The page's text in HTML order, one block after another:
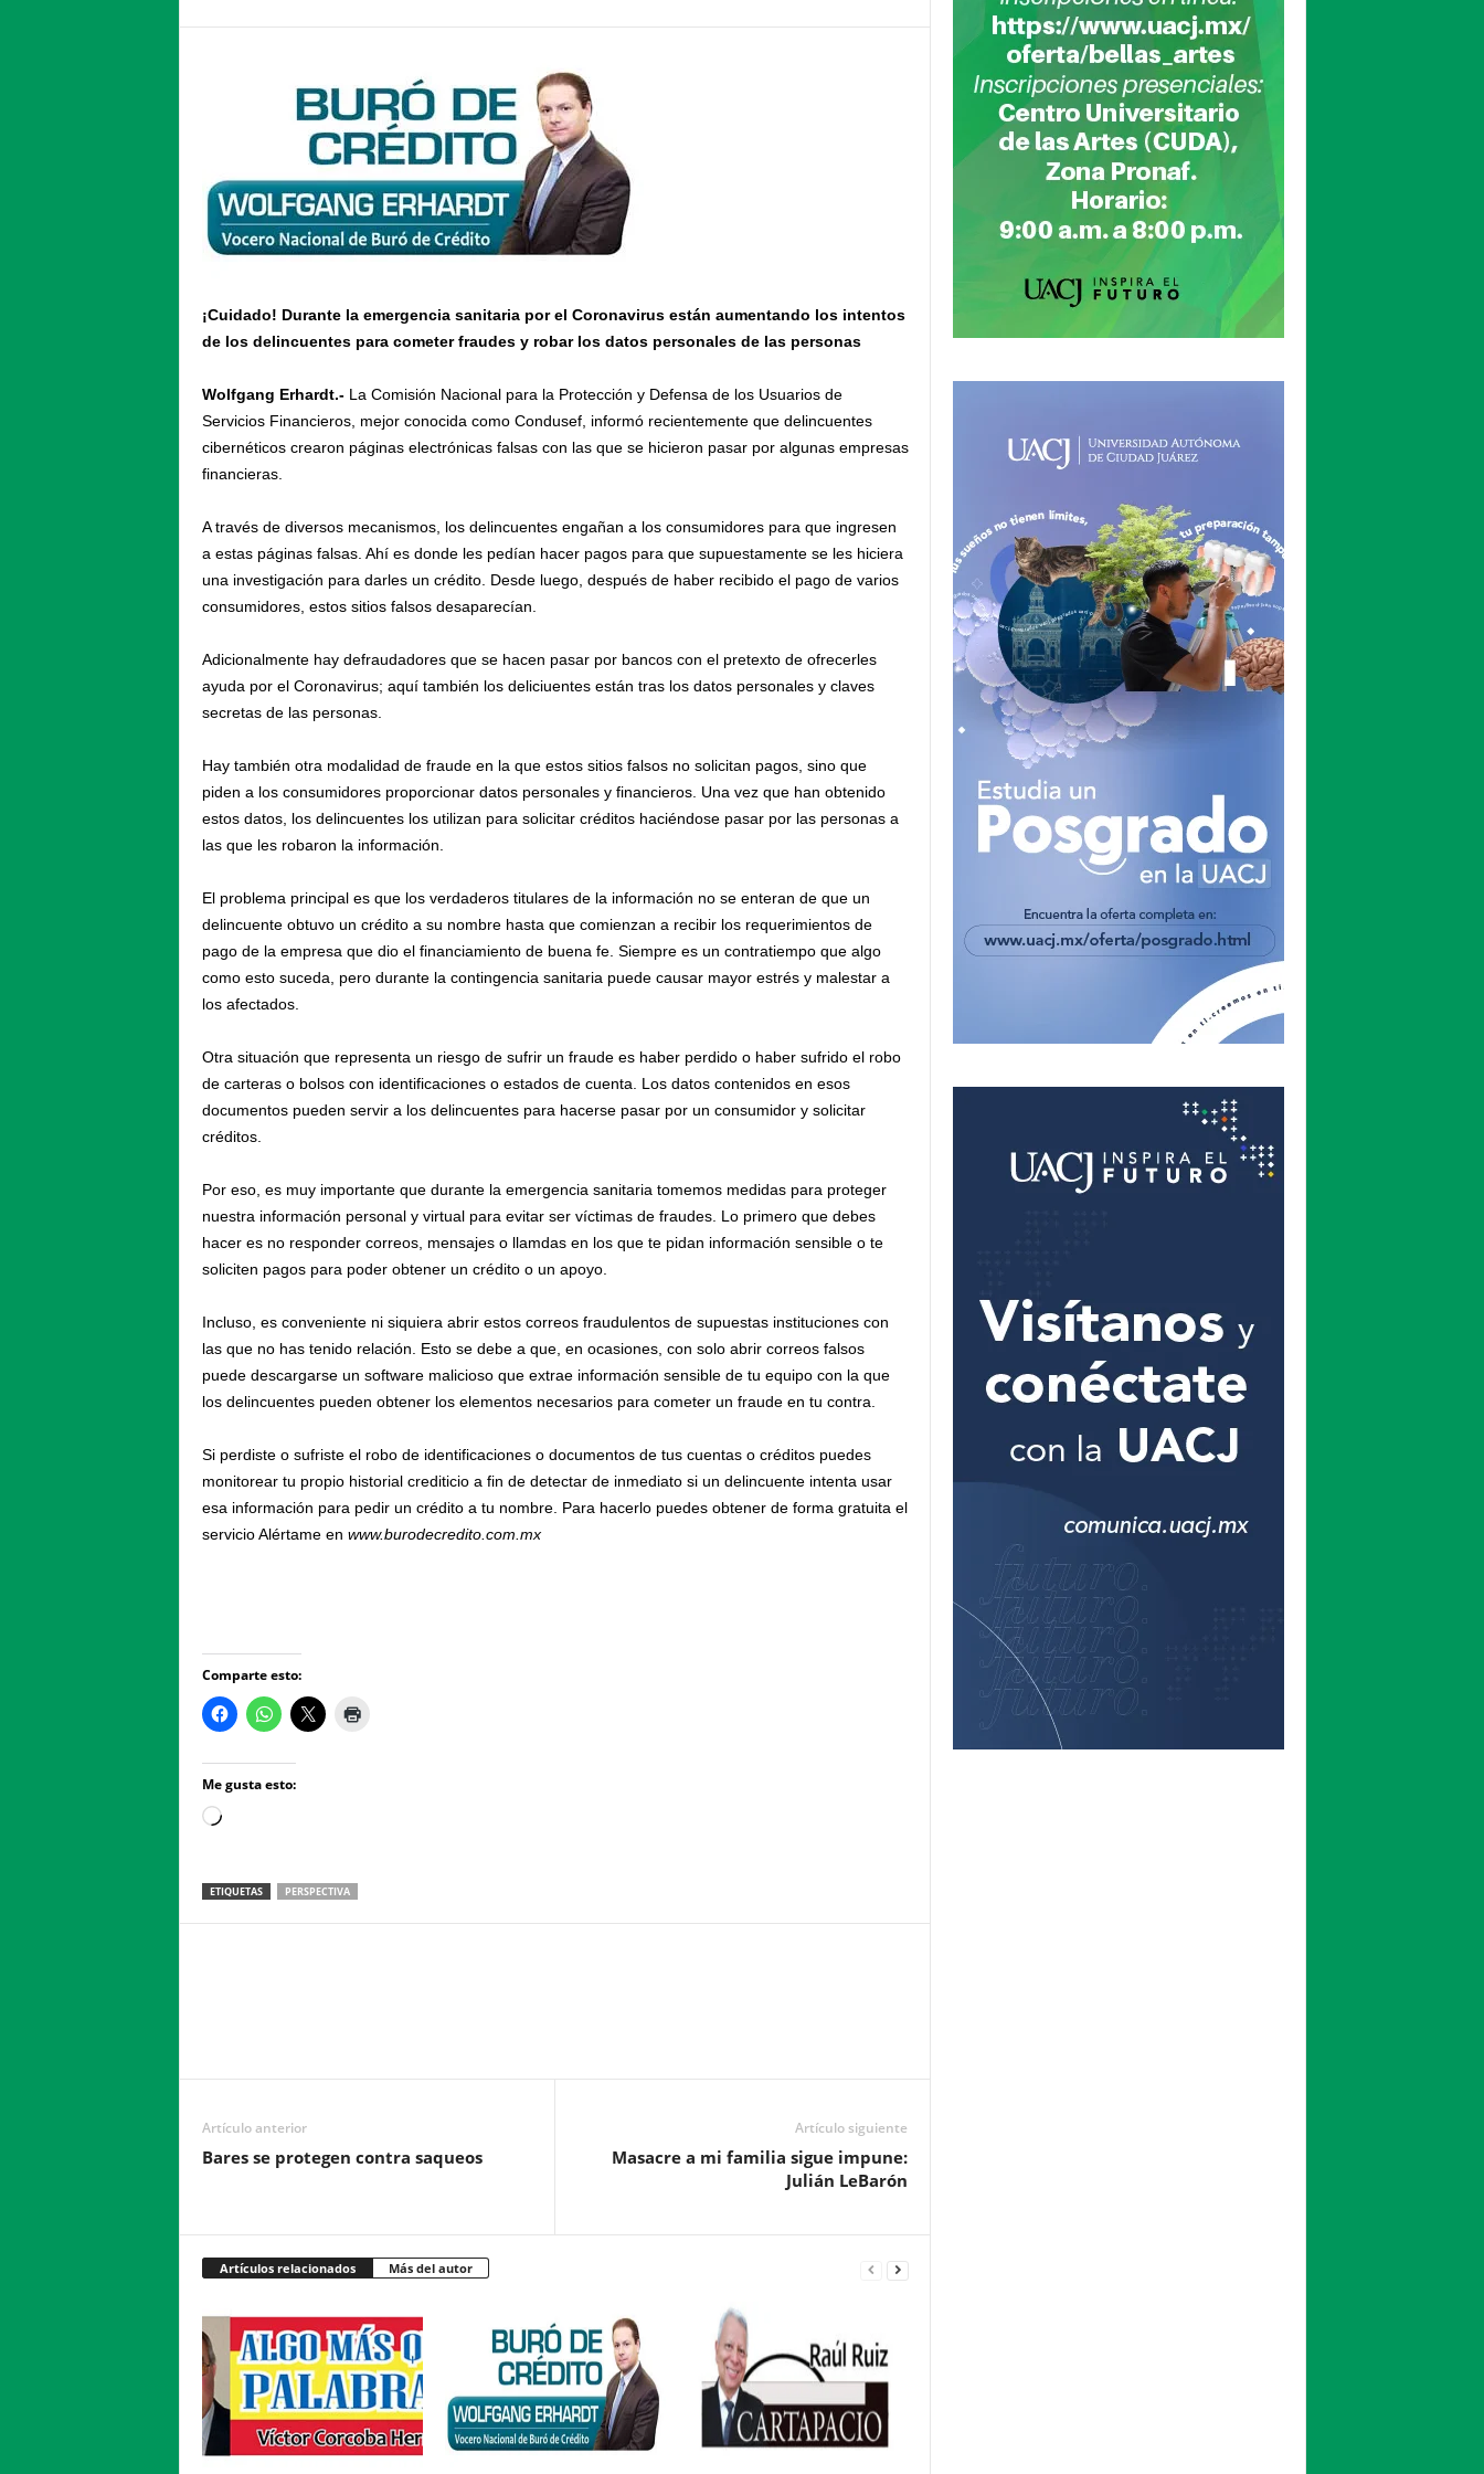
¡Cuidado! Durante la emergencia sanitaria por el Coronavirus están aumentando los intentos
de los delincuentes para cometer fraudes y robar los datos personales de las personas
Wolfgang Erhardt.- La Comisión Nacional para la Protección y Defensa de los Usuarios de
Servicios Financieros, mejor conocida como Condusef, informó recientemente que delincuentes
cibernéticos crearon páginas electrónicas falsas con las que se hicieron pasar por algunas empresas
financieras.
A través de diversos mecanismos, los delincuentes engañan a los consumidores para que ingresen
a estas páginas falsas. Ahí es donde les pedían hacer pagos para que supuestamente se les hiciera
una investigación para darles un crédito. Desde luego, después de haber recibido el pago de varios
consumidores, estos sitios falsos desaparecían.
Adicionalmente hay defraudadores que se hacen pasar por bancoscon el pretexto de ofrecerles
ayuda por el Coronavirus; aquí también los deliciuentes están tras los datos personales y claves
secretas de las personas.
Hay también otra modalidad de fraudeen la que estos sitios falsos no solicitan pagos, sino que
piden a los consumidores proporcionar datos personales y financieros. Una vez que han obtenido
estos datos, los delincuentes los utilizan para solicitar créditos haciéndose pasar por las personas a
las que les robaron la información.
El problema principal es que los verdaderos titularesde la información no se enteran de que un
delincuente obtuvo un crédito a su nombre hasta que comienzan a recibir los requerimientos de
pago de la empresa que dio el financiamiento de buena fe. Siempre es un contratiempo que algo
como esto suceda, pero durante la contingencia sanitaria puede causar mayor estrés y malestar a
los afectados.
Otra situación que representa un riesgo de sufrir un fraudees haber perdido o haber sufrido el robo
de carteras o bolsos con identificaciones o estados de cuenta. Los datos contenidos en esos
documentos pueden servir a los delincuentes para hacerse pasar por un consumidor y solicitar
créditos.
Por eso, es muy importante que durante la emergencia sanitaria tomemos medidaspara proteger
nuestra información personal y virtual para evitar ser víctimas de fraudes. Lo primero que debes
hacer es no responder correos, mensajes o llamdas en los que te pidan información sensible o te
soliciten pagos para poder obtener un crédito o un apoyo.
Incluso, es conveniente ni siquiera abrir estos correos fraudulentosde supuestas instituciones con
las que no has tenido relación. Esto se debe a que, en ocasiones, con solo abrir correos falsos
puede descargarse un software malicioso que extrae información sensible de tu equipo con la que
los delincuentes pueden obtener los elementos necesarios para cometer un fraude en tu contra.
Si perdiste o sufriste el robo de identificacioneso documentos de tus cuentas o créditos puedes
monitorear tu propio historial crediticio a fin de detectar de inmediato si un delincuente intenta usar
esa información para pedir un crédito a tu nombre. Para hacerlo puedes obtener de forma gratuita el
servicio Alértame en www.burodecredito.com.mx
Comparte esto:
Me gusta esto:
Loading…
ETIQUETAS PERSPECTIVA
Artículo anterior
Bares se protegen contra saqueos
Artículo siguiente
Masacre a mi familia sigue impune:
Julián LeBarón
Artículos relacionados Más del autor